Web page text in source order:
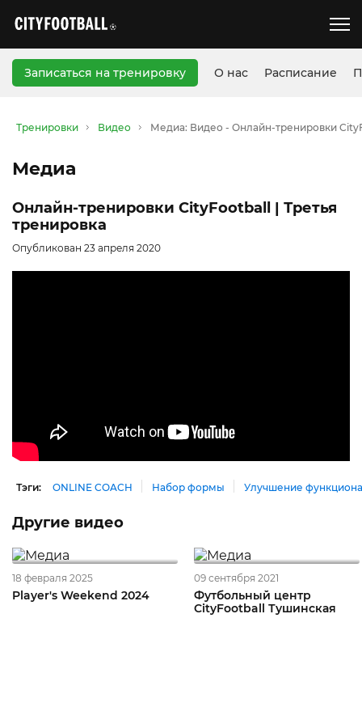
Записаться на тренировку О нас Расписание
Тренировки Видео Медиа: Видео - Онлайн-тренировки
Медиа
Онлайн-тренировки CityFootball | Третья
тренировка
Опубликован 23 апреля 2020
Тэги: ONLINE COACH Набор формы Улучшение
Другие видео
18 февраля 2025
Player's Weekend 2024
09 сентября 2021
Футбольный центр
CityFootball Тушинская